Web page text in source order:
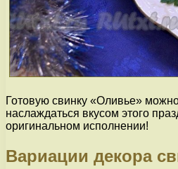
Готовую свинку «Оливье»
наслаждаться вкусом этого
оригинальном исполнении!
Вариации декора